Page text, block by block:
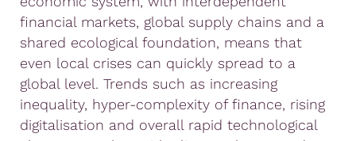
financial markets, global supply chains and a
shared ecological foundation, means that
even local crises can quickly spread to a
global level. Trends such as increasing
inequality, hyper-complexity of finance, rising
digitalisation and overall rapid technological